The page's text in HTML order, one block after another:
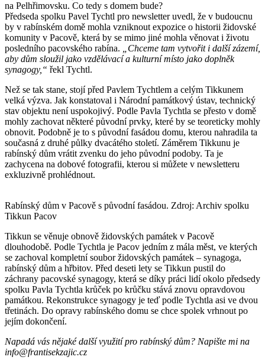
na Pelhřimovsku. Co tedy s domem bude?
Předseda spolku Pavel Tychtl pro newsletter uvedl, že v budoucnu
by v rabínském domě mohla vzniknout expozice o historii židovské
komunity v Pacově, která by se mimo jiné mohla věnovat i životu
posledního pacovského rabína.
„Chceme tam vytvořit i další zázemí,
aby dům sloužil jako vzdělávací a kulturní místo jako doplněk
synagogy,“ řekl Tychtl.
Než se tak stane, stojí před Pavlem Tychtlem a celým Tikkunem
velká výzva. Jak konstatoval i Národní památkový ústav, technický
stav objektu není uspokojivý. Podle Pavla Tychtla se přesto v domě
mohly zachovat některé původní prvky, které by se teoreticky mohly
obnovit. Podobně je to s původní fasádou domu, kterou nahradila ta
současná z druhé půlky dvacátého století. Záměrem Tikkunu je
rabínský dům vrátit zvenku do jeho původní podoby. Ta je
zachycena na dobové fotografii, kterou si můžete v newsletteru
exkluzivně prohlédnout.
Rabínský dům v Pacově s původní fasádou. Zdroj: Archiv spolku
Tikkun Pacov
Tikkun se věnuje obnově židovských památek v Pacově
dlouhodobě. Podle Tychtla je Pacov jedním z mála měst, ve kterých
se zachoval kompletní soubor židovských památek – synagoga,
rabínský dům a hřbitov. Před deseti lety se Tikkun pustil do
záchrany pacovské synagogy, která se díky práci lidí okolo předsedy
spolku Pavla Tychtla krůček po krůčku stává znovu opravdovou
památkou. Rekonstrukce synagogy je teď podle Tychtla asi ve dvou
třetinách. Do opravy rabínského domu se chce spolek vrhnout po
jejím dokončení.
Napadá vás nějaké další využití pro rabínský dům? Napište mi na
info@frantisekzajic.cz